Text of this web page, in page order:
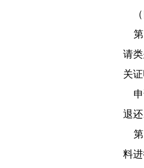
（
第
请
关证
申
退还
第
料